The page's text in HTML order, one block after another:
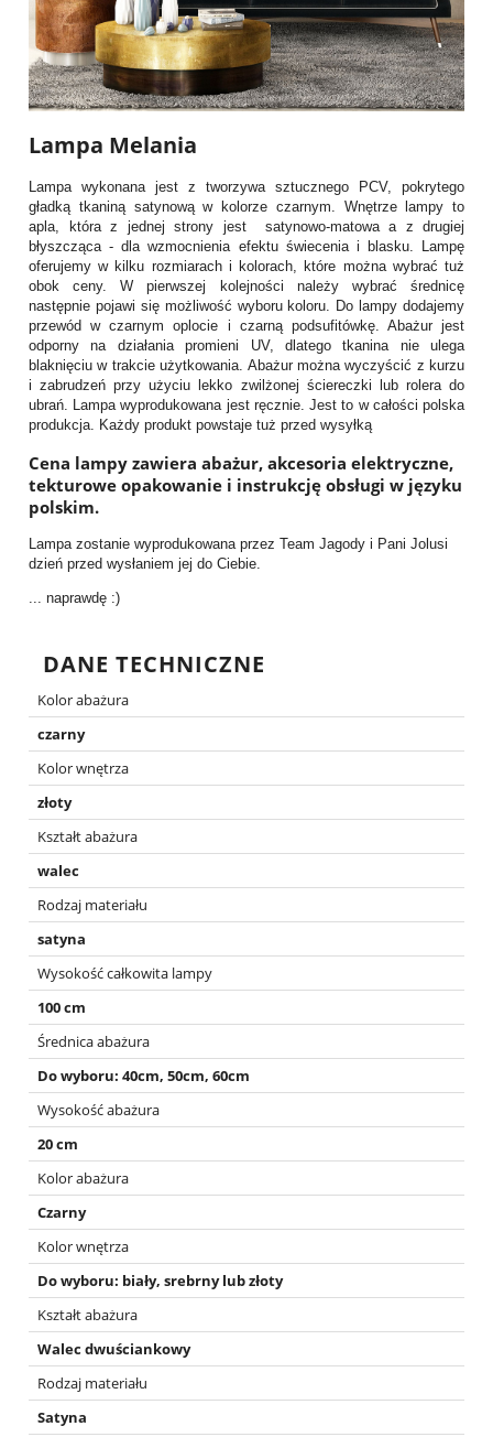
Lampa Melania
Lampa wykonana jest z tworzywa sztucznego PCV, pokrytego
gładką tkaniną satynową w kolorze czarnym. Wnętrze lampy to
apla, która z jednej strony jest satynowo-matowa a z drugiej
błyszcząca - dla wzmocnienia efektu świecenia i blasku. Lampę
oferujemy w kilku rozmiarach i kolorach, które można wybrać tuż
obok ceny. W pierwszej kolejności należy wybrać średnicę
następnie pojawi się możliwość wyboru koloru. Do lampy dodajemy
przewód w czarnym oplocie i czarną podsufitówkę. Abażur jest
odporny na działania promieni UV, dlatego tkanina nie ulega
blaknięciu w trakcie użytkowania. Abażur można wyczyścić z kurzu
i zabrudzeń przy użyciu lekko zwilżonej ściereczki lub rolera do
ubrań. Lampa wyprodukowana jest ręcznie. Jest to w całości polska
produkcja. Każdy produkt powstaje tuż przed wysyłką
Cena lampy zawiera abażur, akcesoria elektryczne,
tekturowe opakowanie i instrukcję obsługi w języku
polskim.
Lampa zostanie wyprodukowana przez Team Jagody i Pani Jolusi
dzień przed wysłaniem jej do Ciebie.
... naprawdę :)
DANE TECHNICZNE
Kolor abażura
czarny
Kolor wnętrza
złoty
Kształt abażura
walec
Rodzaj materiału
satyna
Wysokość całkowita lampy
100 cm
Średnica abażura
Do wyboru: 40cm, 50cm, 60cm
Wysokość abażura
20 cm
Kolor abażura
Czarny
Kolor wnętrza
Do wyboru: biały, srebrny lub złoty
Kształt abażura
Walec dwuściankowy
Rodzaj materiału
Satyna